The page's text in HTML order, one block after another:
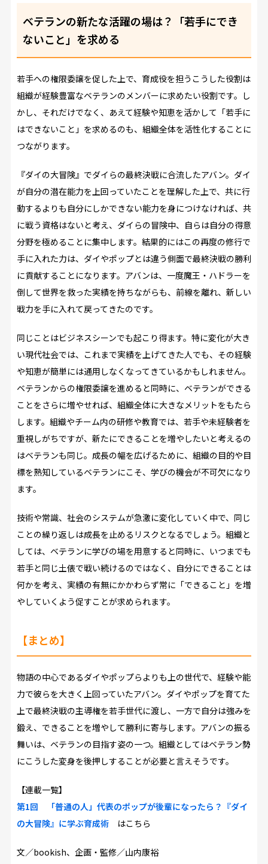
ベテランの新たな活躍の場は？「若手にでき
ないこと」を求める
若手への権限委譲を促した上で、育成役を担う――こうした役割は
組織が経験豊富なベテランのメンバーに求めたい役割です。し
かし、それだけでなく、あえて経験や知恵を活かして「若手に
はできないこと」を求めるのも、組織全体を活性化することに
つながります。
『ダイの大冒険』でダイらの最終決戦に合流したアバン。ダイ
が自分の潜在能力を上回っていたことを理解した上で、共に行
動するよりも自分にしかできない能力を身につけなければ、共
に戦う資格はないと考え、ダイらの冒険中、自らは自分の得意
分野を極めることに集中します。結果的にはこの再度の修行で
手に入れた力は、ダイやポップとは違う側面で最終決戦の勝利
に貢献することになります。アバンは、一度魔王・ハドラーを
倒して世界を救った実績を持ちながらも、前線を離れ、新しい
戦力を手に入れて戻ってきたのです。
同じことはビジネスシーンでも起こり得ます。特に変化が大き
い現代社会では、これまで実績を上げてきた人でも、その経験
や知恵が簡単には通用しなくなってきているかもしれません。
ベテランからの権限委譲を進めると同時に、ベテランができる
ことをさらに増やせれば、組織全体に大きなメリットをもたら
します。組織やチーム内の研修や教育では、若手や未経験者を
重視しがちですが、新たにできることを増やしたいと考えるの
はベテランも同じ。成長の幅を広げるために、組織の目的や目
標を熟知しているベテランにこそ、学びの機会が不可欠になり
ます。
技術や常識、社会のシステムが急激に変化していく中で、同じ
ことの繰り返しは成長を止めるリスクとなるでしょう。組織と
しては、ベテランに学びの場を用意すると同時に、いつまでも
若手と同じ土俵で戦い続けるのではなく、自分にできることは
何かを考え、実績の有無にかかわらず常に「できること」を増
やしていくよう促すことが求められます。
【まとめ】
物語の中心であるダイやポップらよりも上の世代で、経験や能
力で彼らを大きく上回っていたアバン。ダイやポップを育てた
上で最終決戦の主導権を若手世代に渡し、一方で自分は強みを
鍛え、できることを増やして勝利に寄与します。アバンの振る
舞いは、ベテランの目指す姿の一つ。組織としてはベテラン勢
にこうした変身を後押しすることが必要と言えそうです。
【連載一覧】
第1回 「普通の人」代表のポップが後輩になったら？『ダイ
の大冒険』に学ぶ育成術はこちら
文／bookish、企画・監修／山内康裕